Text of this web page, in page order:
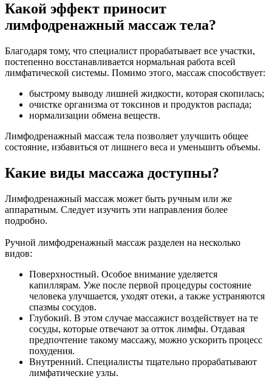
Какой эффект приносит
лимфодренажный массаж тела?
Благодаря тому, что специалист прорабатывает все участки,
постепенно восстанавливается нормальная работа всей
лимфатической системы. Помимо этого, массаж способствует:
быстрому выводу лишней жидкости, которая скопилась;
очистке организма от токсинов и продуктов распада;
нормализации обмена веществ.
Лимфодренажный массаж тела позволяет улучшить общее
состояние, избавиться от лишнего веса и уменьшить объемы.
Какие виды массажа доступны?
Лимфодренажный массаж может быть ручным или же
аппаратным. Следует изучить эти направления более
подробно.
Ручной лимфодренажный массаж разделен на несколько
видов:
Поверхностный. Особое внимание уделяется
капиллярам. Уже после первой процедуры состояние
человека улучшается, уходят отеки, а также устраняются
спазмы сосудов.
Глубокий. В этом случае массажист воздействует на те
сосуды, которые отвечают за отток лимфы. Отдавая
предпочтение такому массажу, можно ускорить процесс
похудения.
Внутренний. Специалисты тщательно прорабатывают
лимфатические узлы.